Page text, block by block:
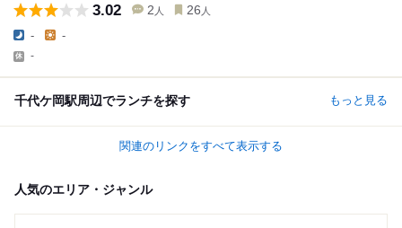
3.02 2 人 26 人
- -
-
千代ケ岡駅周辺でランチを探す もっと見る
関連のリンクをすべて表示する
人気のエリア・ジャンル